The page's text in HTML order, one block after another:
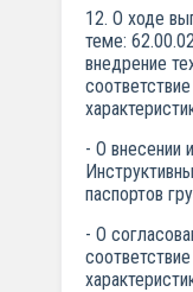
12. О ходе
теме:
внедрение
- О внесении
паспортов
- О